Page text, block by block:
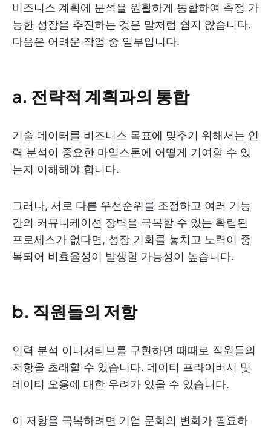
비즈니스 계획에 분석을 원활하게 통합하여 측정 가
능한 성장을 추진하는 것은 말처럼 쉽지 않습니다.
다음은 어려운 작업 중 일부입니다.
a. 전략적 계획과의 통합
기술 데이터를 비즈니스 목표에 맞추기 위해서는 인
력 분석이 중요한 마일스톤에 어떻게 기여할 수 있
는지 이해해야 합니다.
그러나, 서로 다른 우선순위를 조정하고 여러 기능
간의 커뮤니케이션 장벽을 극복할 수 있는 확립된
프로세스가 없다면, 성장 기회를 놓치고 노력이 중
복되어 비효율성이 발생할 가능성이 높습니다.
b. 직원들의 저항
인력 분석 이니셔티브를 구현하면 때때로 직원들의
저항을 초래할 수 있습니다. 데이터 프라이버시 및
데이터 오용에 대한 우려가 있을 수 있습니다.
이 저항을 극복하려면 기업 문화의 변화가 필요하